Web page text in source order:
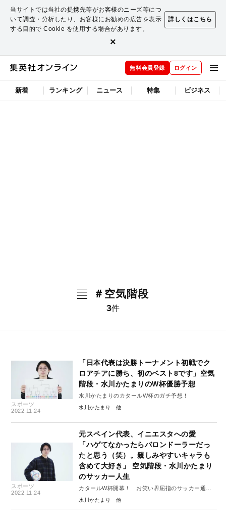
当サイトでは当社の提携先等がお客様のニーズ等につ
いて調査・分析したり、お客様にお勧めの広告を表示
する目的で Cookie を使用する場合があります。
詳しくはこちら
×
無料会員登録 ログイン
新着 ランキング ニュース 特集 ビジネス
＃空気階段
3件
スポーツ
2022.11.24
「日本代表は決勝トーナメント初戦でク
ロアチアに勝ち、初のベスト8です」空気
階段・水川かたまりのW杯優勝予想
水川かたまりのカタールW杯のガチ予想！
水川かたまり
スポーツ
2022.11.24
元スペイン代表、イニエスタへの愛
「ハゲてなかったらバロンドーラーだっ
たと思う（笑）。親しみやすいキャラも
含めて大好き」 空気階段・水川かたまり
のサッカー人生
カタールW杯開幕！ お笑い界屈指のサッカー通・
水川かたまり流“サッカー観戦の楽しみ方”
水川かたまり